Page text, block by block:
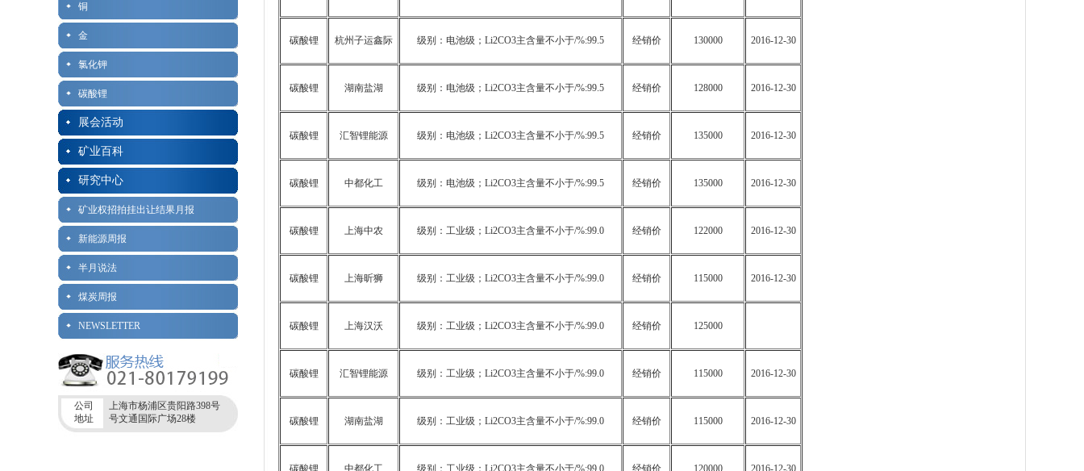
铜
金
氯化钾
碳酸锂
展会活动
矿业百科
研究中心
矿业权招拍挂出让结果月报
新能源周报
半月说法
煤炭周报
NEWSLETTER
公司
地址
上海市杨浦区贵阳路398号
号文通国际广场28楼
碳酸锂 杭州子运鑫际 级别：电池级；Li2CO3主含量不小于/%:99.5 经销价 130000 2016-12-30
碳酸锂 湖南盐湖 级别：电池级；Li2CO3主含量不小于/%:99.5 经销价 128000 2016-12-30
碳酸锂 汇智锂能源 级别：电池级；Li2CO3主含量不小于/%:99.5 经销价 135000 2016-12-30
碳酸锂 中都化工 级别：电池级；Li2CO3主含量不小于/%:99.5 经销价 135000 2016-12-30
碳酸锂 上海中农 级别：工业级；Li2CO3主含量不小于/%:99.0 经销价 122000 2016-12-30
碳酸锂 上海昕狮 级别：工业级；Li2CO3主含量不小于/%:99.0 经销价 115000 2016-12-30
碳酸锂 上海汉沃 级别：工业级；Li2CO3主含量不小于/%:99.0 经销价 125000
碳酸锂 汇智锂能源 级别：工业级；Li2CO3主含量不小于/%:99.0 经销价 115000 2016-12-30
碳酸锂 湖南盐湖 级别：工业级；Li2CO3主含量不小于/%:99.0 经销价 115000 2016-12-30
碳酸锂 中都化工 级别：工业级；Li2CO3主含量不小于/%:99.0 经销价 120000 2016-12-30